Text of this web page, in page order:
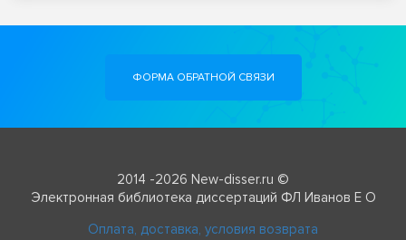
ФОРМА ОБРАТНОЙ СВЯЗИ
2014 -2026 New-disser.ru ©
Электронная библиотека диссертаций ФЛ Иванов Е О
Оплата, доставка, условия возврата